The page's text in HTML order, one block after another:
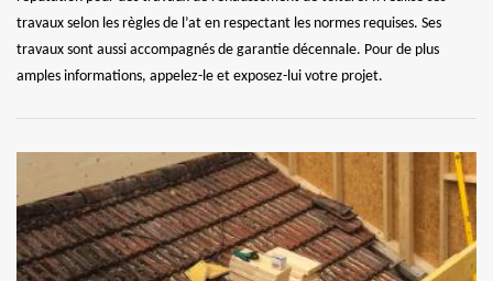
travaux selon les règles de l’at en respectant les normes requises. Ses
travaux sont aussi accompagnés de garantie décennale. Pour de plus
amples informations, appelez-le et exposez-lui votre projet.